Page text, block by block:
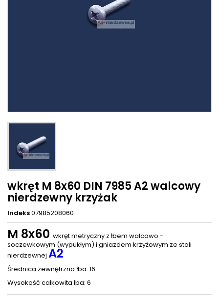
wkręt M 8x60 DIN 7985 A2 walcowy
nierdzewny krzyżak
Indeks07985208060
M 8x60 wkręt metryczny z łbem walcowo -
soczewkowym (wypukłym) i gniazdem krzyżowym ze stali
nierdzewnej A2
Średnica zewnętrzna łba: 16
Wysokość całkowita łba: 6